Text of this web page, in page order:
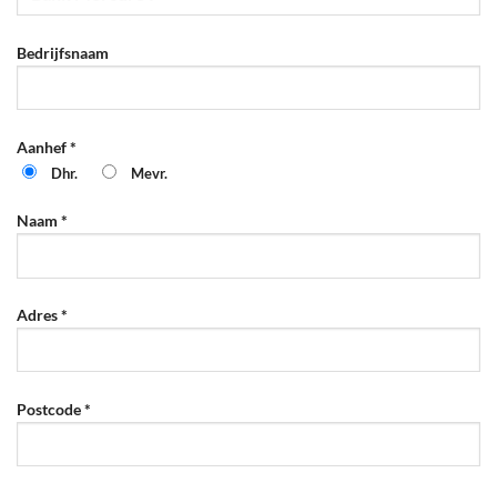
Bedrijfsnaam
Aanhef *
Dhr. Mevr.
Naam *
Adres *
Postcode *